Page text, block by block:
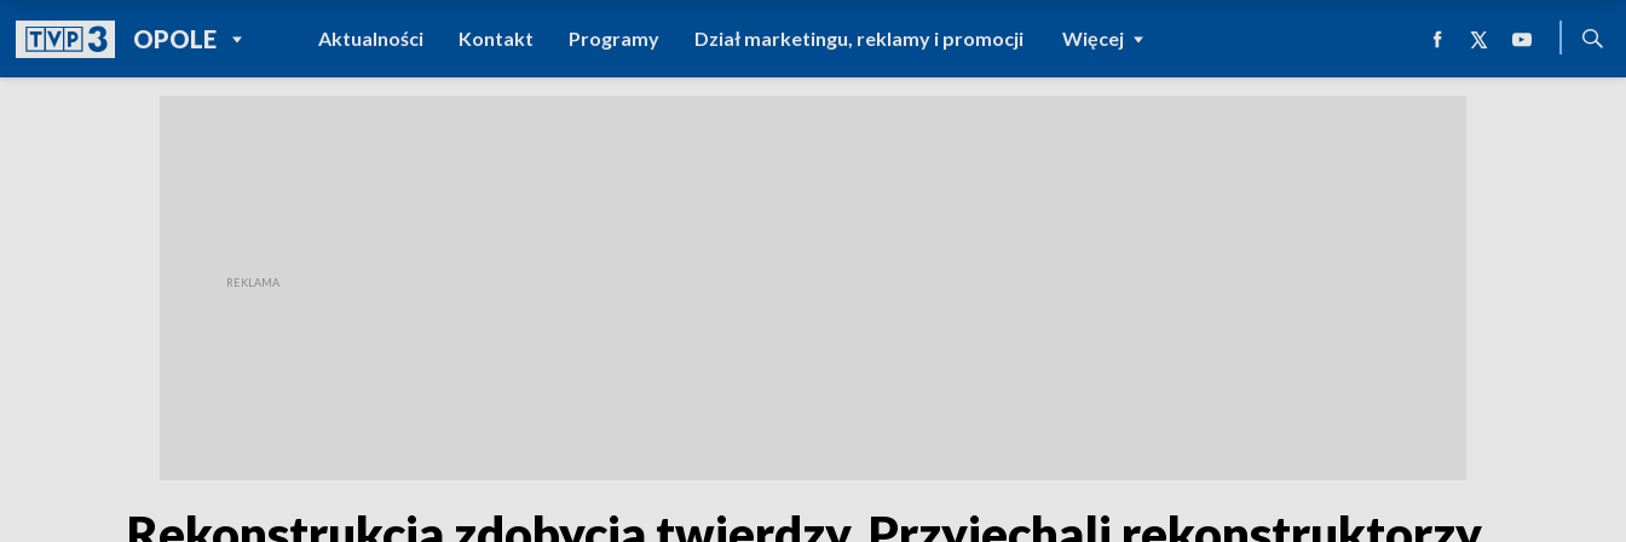
OPOLEPOWRÓT DO
TVP REGIONY
Aktualności Kontakt Programy Dział marketingu, reklamy i promocji Więcej